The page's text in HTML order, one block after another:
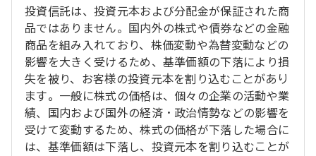
投資信託は、投資元本および分配金が保証された商
品ではありません。国内外の株式や債券などの金融
商品を組み入れており、株価変動や為替変動などの
影響を大きく受けるため、基準価額の下落により損
失を被り、お客様の投資元本を割り込むことがあり
ます。一般に株式の価格は、個々の企業の活動や業
績、国内および国外の経済・政治情勢などの影響を
受けて変動するため、株式の価格が下落した場合に
は、基準価額は下落し、投資元本を割り込むことが